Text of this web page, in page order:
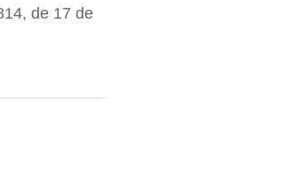
de 17 de